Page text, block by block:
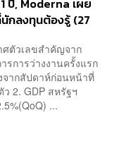
ปี, Moderna เผย
กลงทุนต้องรู้ (27
ตัวเลขสำคัญจาก
การว่างงานครั้งแรก
จากสัปดาห์ก่อนหน้าที่
2. GDP สหรัฐฯ
...